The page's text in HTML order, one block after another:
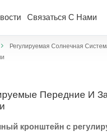
Связаться С Нами
Регулируемая Солнечная
Передние И
кронштейн с